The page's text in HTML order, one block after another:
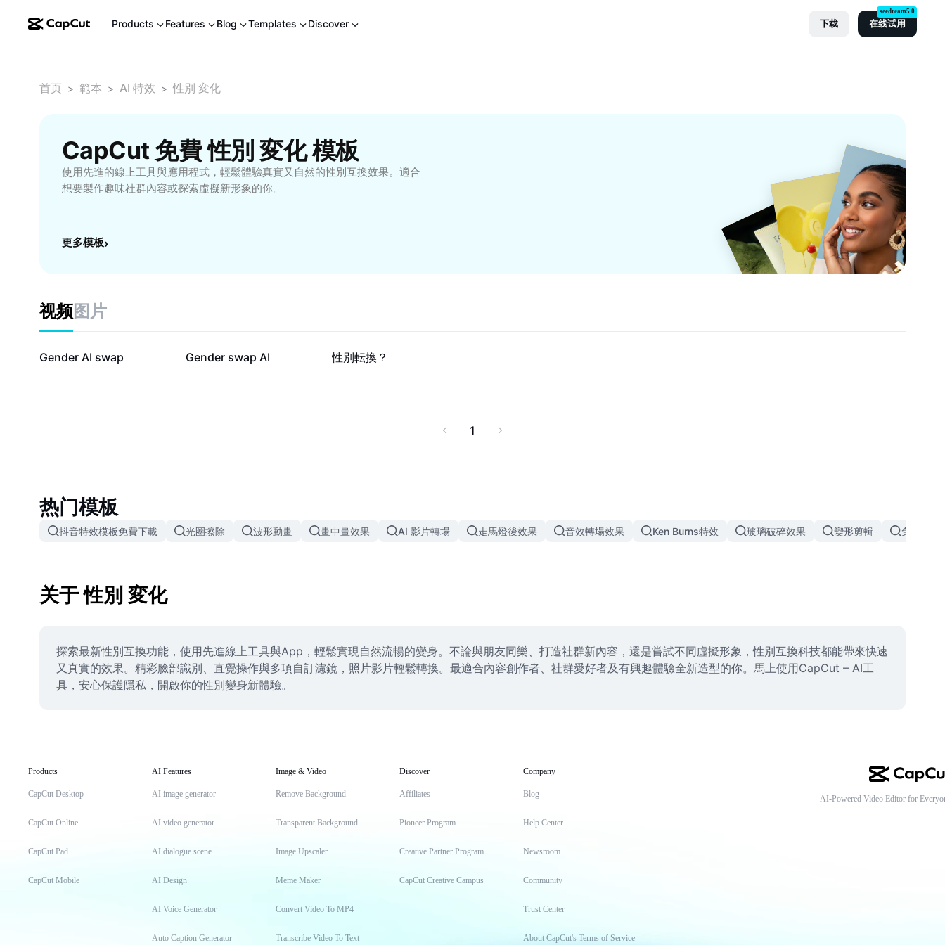
Products Features Blog Templates Discover 下载 在线试用
seedream5.0
首页 > 範本 > AI 特效 > 性別 変化
CapCut 免費 性別 変化 模板
使用先進的線上工具與應用程式，輕鬆體驗真實又自然的性別互換效果。適合
想要製作趣味社群內容或探索虛擬新形象的你。
更多模板›
视频图片
4萬
Gender AI swap 1.5萬
Gender swap AI 0
性別転換？
1
热门模板
抖音特效模板免費下載 光圈擦除 波形動畫 畫中畫效果 AI 影片轉場 走馬燈後效果 音效轉場效果 Ken Burns特效 玻璃破碎效果 變形剪輯 免費特效
关于 性別 変化
探索最新性別互換功能，使用先進線上工具與App，輕鬆實現自然流暢的變身。不論與朋友同樂、打造社群新內容，還是嘗試不同虛擬形象，性別互換科技都能帶來快速
又真實的效果。精彩臉部識別、直覺操作與多項自訂濾鏡，照片影片輕鬆轉換。最適合內容創作者、社群愛好者及有興趣體驗全新造型的你。馬上使用CapCut – AI工
具，安心保護隱私，開啟你的性別變身新體驗。
Products
CapCut Desktop
CapCut Online
CapCut Pad
CapCut Mobile
AI Features
AI image generator
AI video generator
AI dialogue scene
AI Design
AI Voice Generator
Auto Caption Generator
Image & Video
Remove Background
Transparent Background
Image Upscaler
Meme Maker
Convert Video To MP4
Transcribe Video To Text
Discover
Affiliates
Pioneer Program
Creative Partner Program
CapCut Creative Campus
Company
Blog
Help Center
Newsroom
Community
Trust Center
About CapCut's Terms of Service
AI-Powered Video Editor for